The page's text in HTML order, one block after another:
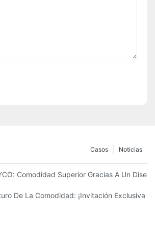
Noticias
Casos
Detrás De La Silla De Oficina
Comodidad Superior Gracias A Un
Centrado En El Usuario.
De La Comodidad: ¡Invitación Exclusiva